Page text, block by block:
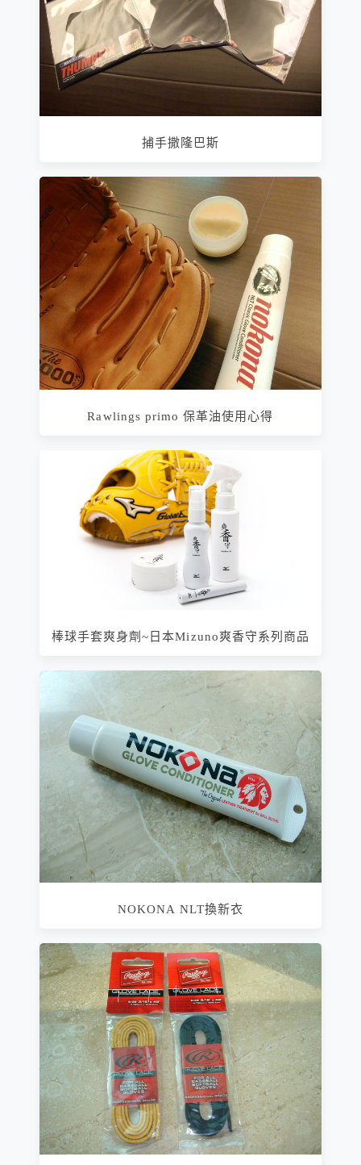
捕手撒隆巴斯
Rawlings primo 保革油使用心得
棒球手套爽身劑~日本Mizuno爽香守系列商品
NOKONA NLT換新衣